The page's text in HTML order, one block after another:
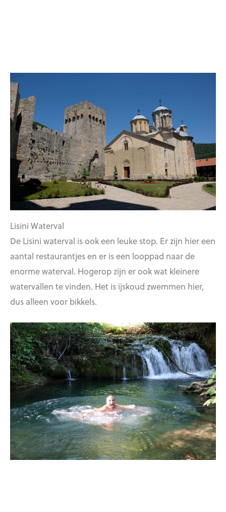
Lisini Waterval
De Lisini waterval is ook een leuke stop. Er zijn hier een
aantal restaurantjes en er is een looppad naar de
enorme waterval. Hogerop zijn er ook wat kleinere
watervallen te vinden. Het is ijskoud zwemmen hier,
dus alleen voor bikkels.